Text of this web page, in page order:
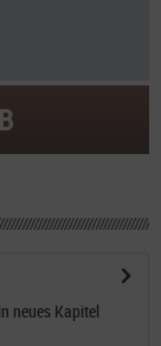
neues Kapitel